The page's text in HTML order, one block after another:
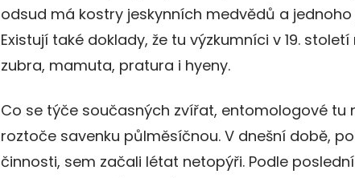
odsud má kostry jeskynních medvědů a jednoho
Existují také doklady, že tu výzkumníci v 19.
zubra, mamuta, pratura i hyeny.
Co se týče současných zvířat, entomologové tu
roztoče savenku půlměsíčnou. V dnešní době,
činnosti, sem začali létat netopýři. Podle